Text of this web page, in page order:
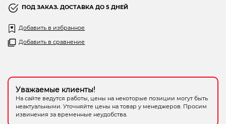
Электрохозтовары
0
из
ПОД ЗАКАЗ. ДОСТАВКА ДО 5 ДНЕЙ
Добавить в избранное
Добавить в сравнение
Уважаемые клиенты!
На сайте ведутся работы, цены на некоторые позиции могут быть
неактуальными. Уточняйте цены на товар у менеджеров. Просим
извинения за временные неудобства.